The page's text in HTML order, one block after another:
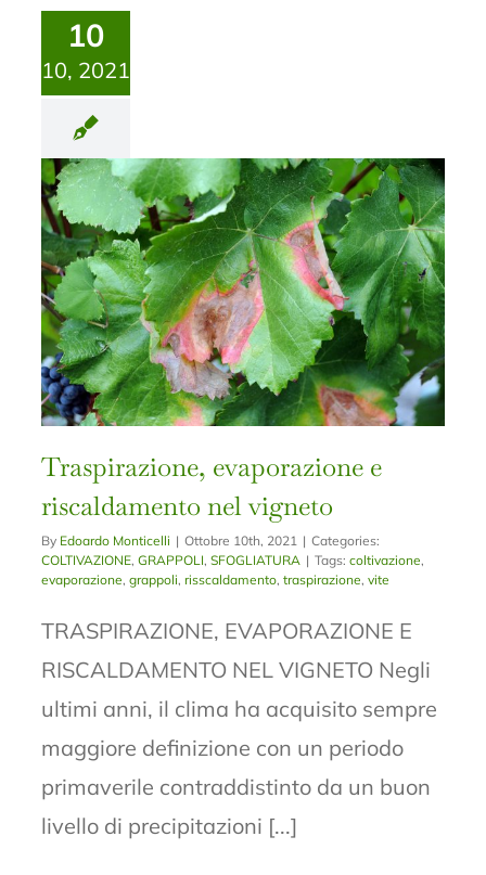
10
10, 2021
Traspirazione, evaporazione e
riscaldamento nel vigneto
By Edoardo Monticelli | Ottobre 10th, 2021 | Categories:
COLTIVAZIONE,GRAPPOLI,SFOGLIATURA | Tags:coltivazione,
evaporazione,grappoli,risscaldamento,traspirazione,vite
TRASPIRAZIONE, EVAPORAZIONE E
RISCALDAMENTO NEL VIGNETO Negli
ultimi anni, il clima ha acquisito sempre
maggiore definizione con un periodo
primaverile contraddistinto da un buon
livello di precipitazioni [...]